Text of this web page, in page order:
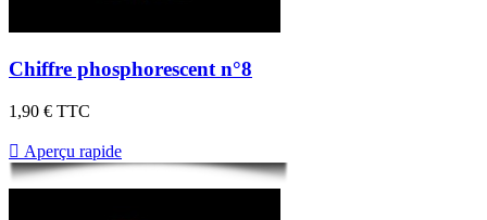
Chiffre phosphorescent n°8
1,90 € TTC
 Aperçu rapide